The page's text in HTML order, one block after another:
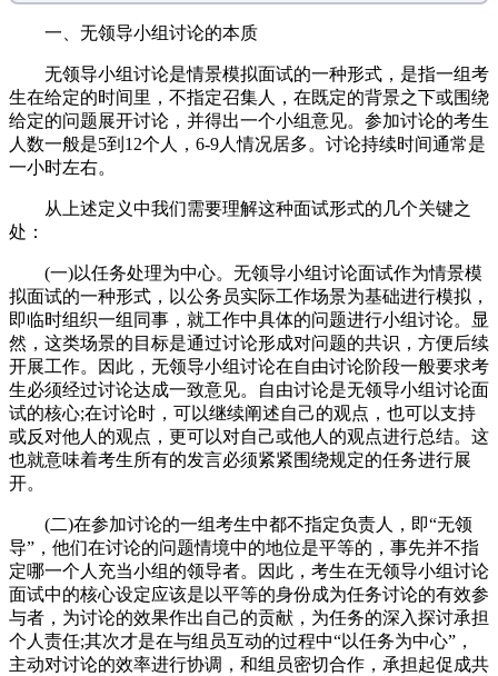
一、无领导小组讨论的本质
无领导小组讨论是情景模拟面试的一种形式，是指一组考
生在给定的时间里，不指定召集人，在既定的背景之下或围绕
给定的问题展开讨论，并得出一个小组意见。参加讨论的考生
人数一般是5到12个人，6-9人情况居多。讨论持续时间通常是
一小时左右。
从上述定义中我们需要理解这种面试形式的几个关键之
处：
(一)以任务处理为中心。无领导小组讨论面试作为情景模
拟面试的一种形式，以公务员实际工作场景为基础进行模拟，
即临时组织一组同事，就工作中具体的问题进行小组讨论。显
然，这类场景的目标是通过讨论形成对问题的共识，方便后续
开展工作。因此，无领导小组讨论在自由讨论阶段一般要求考
生必须经过讨论达成一致意见。自由讨论是无领导小组讨论面
试的核心;在讨论时，可以继续阐述自己的观点，也可以支持
或反对他人的观点，更可以对自己或他人的观点进行总结。这
也就意味着考生所有的发言必须紧紧围绕规定的任务进行展
开。
(二)在参加讨论的一组考生中都不指定负责人，即“无领
导”，他们在讨论的问题情境中的地位是平等的，事先并不指
定哪一个人充当小组的领导者。因此，考生在无领导小组讨论
面试中的核心设定应该是以平等的身份成为任务讨论的有效参
与者，为讨论的效果作出自己的贡献，为任务的深入探讨承担
个人责任;其次才是在与组员互动的过程中“以任务为中心”，
主动对讨论的效率进行协调，和组员密切合作，承担起促成共